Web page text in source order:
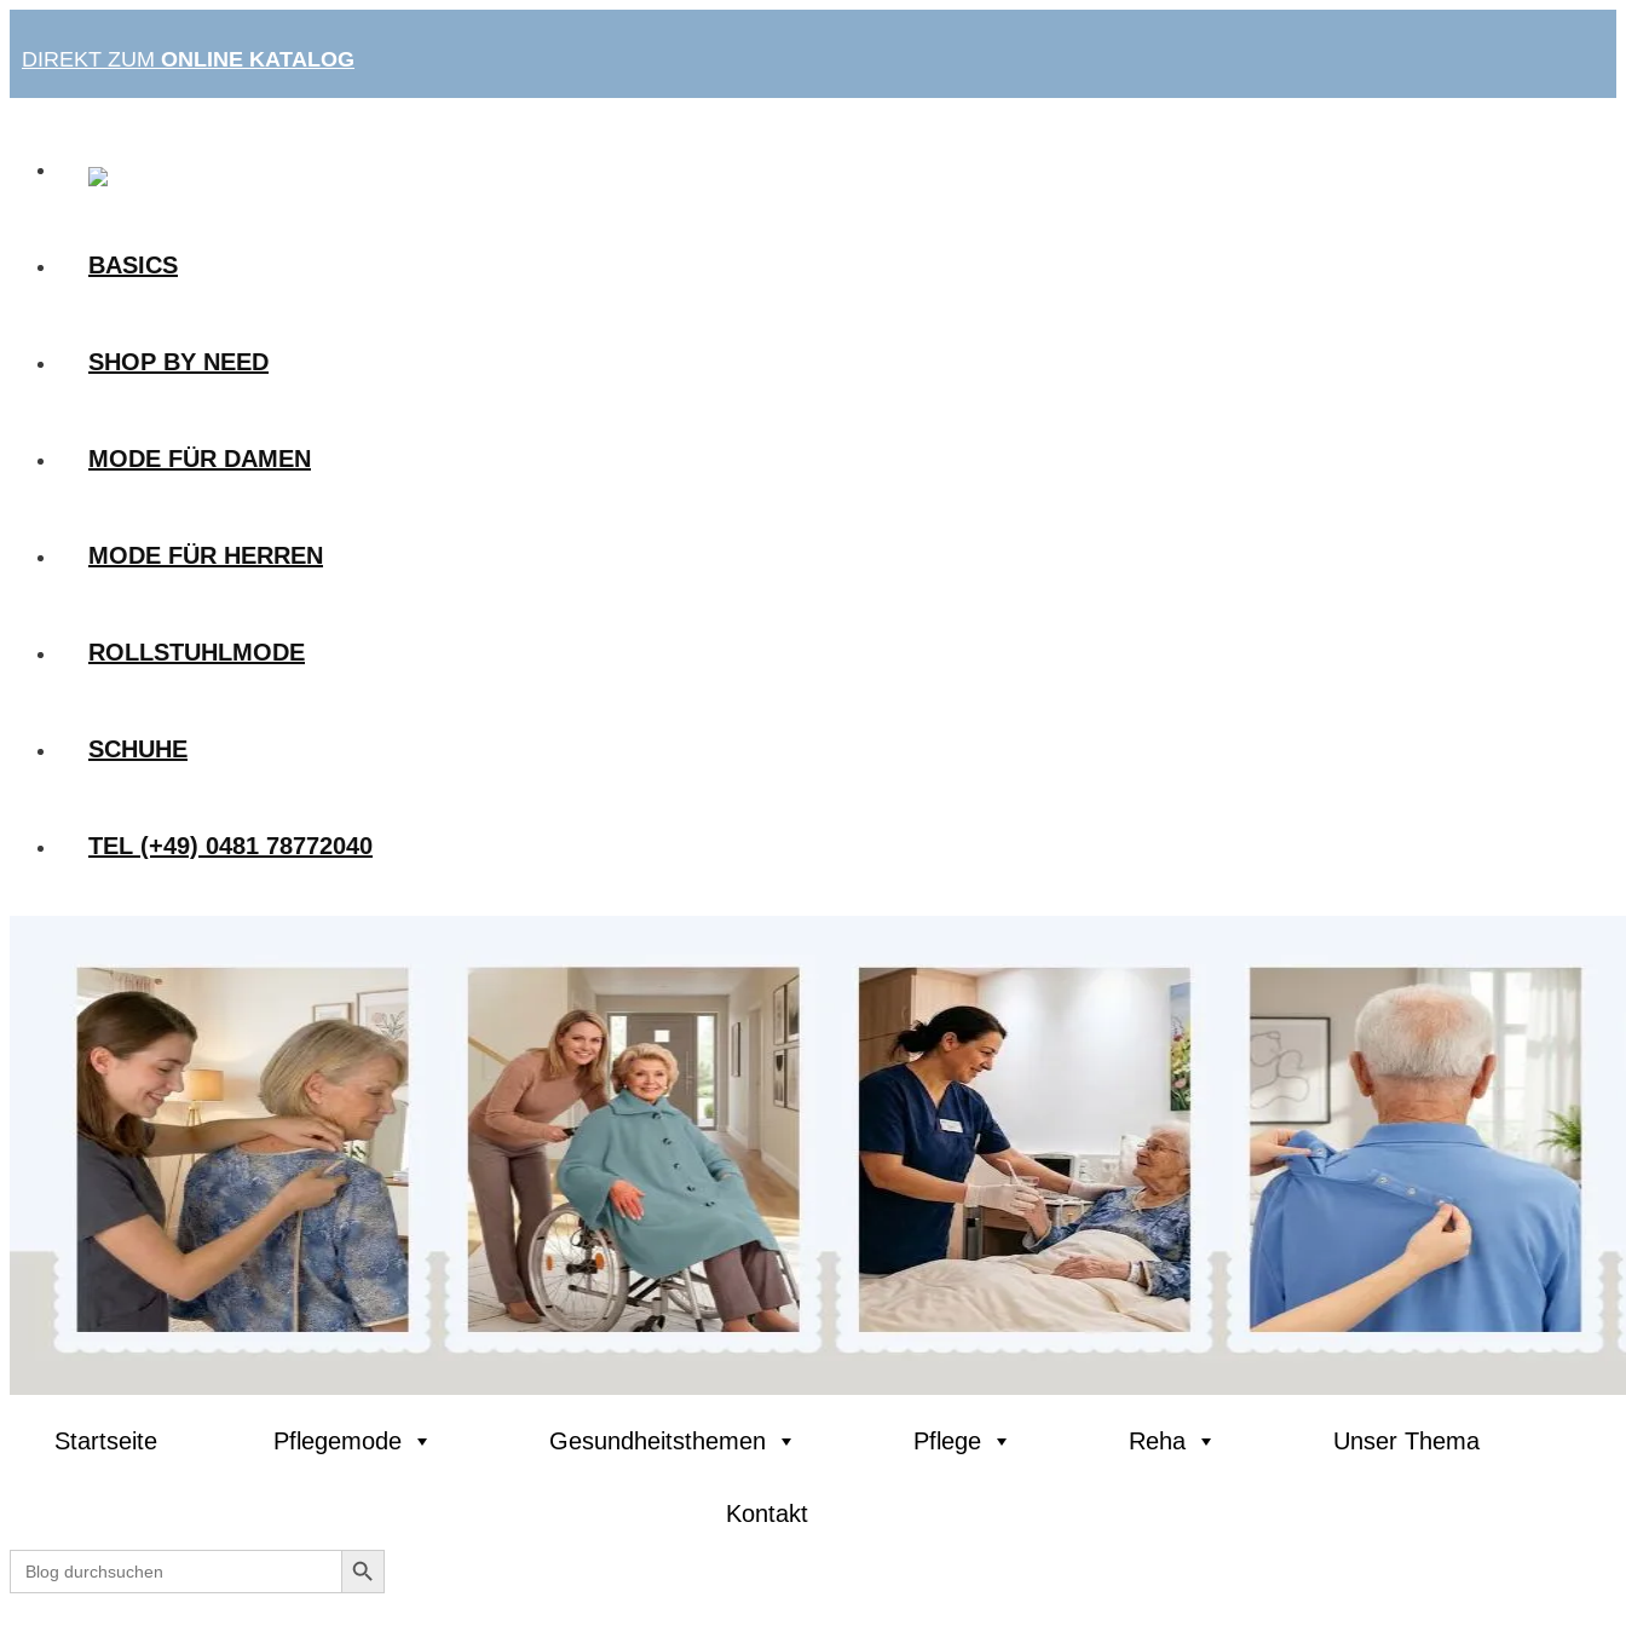
Inhalt
DIREKT ZUM ONLINE KATALOG
BASICS
SHOP BY NEED
MODE FÜR DAMEN
MODE FÜR HERREN
ROLLSTUHLMODE
SCHUHE
TEL (+49) 0481 78772040
Startseite Pflegemode Gesundheitsthemen Pflege Reha Unser Thema
Kontakt
Search
for:
Search Button